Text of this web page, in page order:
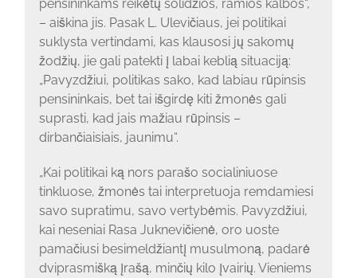
pensininkams reikėtų solidžios, ramios kalbos“,
– aiškina jis. Pasak L. Ulevičiaus, jei politikai
suklysta vertindami, kas klausosi jų sakomų
žodžių, jie gali patekti į labai keblią situaciją:
„Pavyzdžiui, politikas sako, kad labiau rūpinsis
pensininkais, bet tai išgirdę kiti žmonės gali
suprasti, kad jais mažiau rūpinsis –
dirbančiaisiais, jaunimu“.
„Kai politikai ką nors parašo socialiniuose
tinkluose, žmonės tai interpretuoja remdamiesi
savo supratimu, savo vertybėmis. Pavyzdžiui,
kai neseniai Rasa Juknevičienė, oro uoste
pamačiusi besimeldžiantį musulmoną, padarė
dviprasmišką įrašą, minčių kilo įvairių. Vieniems